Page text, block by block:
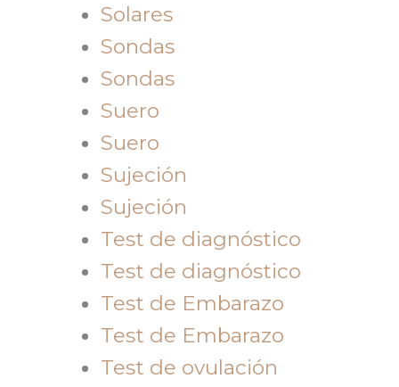
Solares
Sondas
Sondas
Suero
Suero
Sujeción
Sujeción
Test de diagnóstico
Test de diagnóstico
Test de Embarazo
Test de Embarazo
Test de ovulación